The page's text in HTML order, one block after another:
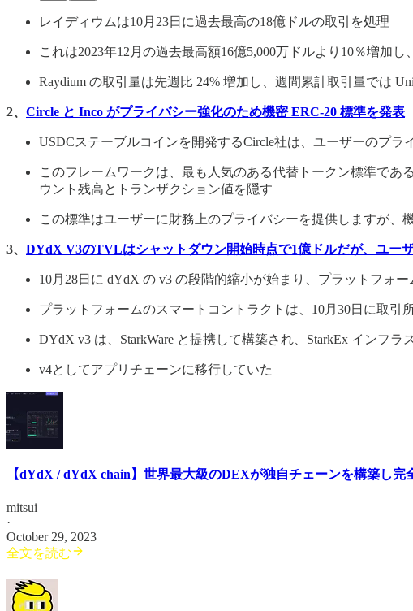
レイディウムは10月23日に過去最高の18億ドルの取引を処理
これは2023年12月の過去最高額16億5,000万ドルより10％増加
Raydium の取引量は先週比 24% 増加し、週間累計取引量では
2、 Circle と Inco がプライバシー強化のため機密 ERC-20 標準を発表
USDCステーブルコインを開発するCircle社は、ユーザーのプ
このフレームワークは、最も人気のある代替トークン標準で
ウント残高とトランザクション値を隠す
この標準はユーザーに財務上のプライバシーを提供しますが、
3、 DYdX V3のTVLはシャットダウン開始時点で1億ドルだが、ユー
10月28日に dYdX の v3 の段階的縮小が始まり、プラットフォ
プラットフォームのスマートコントラクトは、10月30日に取
DYdX v3 は、StarkWare と提携して構築され、StarkEx インフ
v4としてアプリチェーンに移行していた
【dYdX / dYdX chain】世界最大級のDEXが独自チェーンを構築し
mitsui
·
October 29, 2023
全文を読む